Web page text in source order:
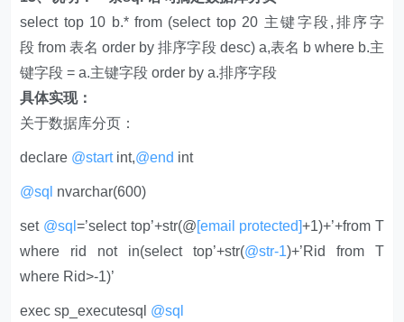
select top 10 b.* from (select top 20 主键字段,排序字
段 from 表名 order by 排序字段 desc) a,表名 b where b.主
键字段 = a.主键字段 order by a.排序字段
具体实现：
关于数据库分页：
declare @startint,@end int
@sql nvarchar(600)
set @sql =’select top’+str(@[email protected]+1)+’+from T
where rid not in(select top’+str(@str-1)+’Rid from T
where Rid>-1)’
exec sp_executesql @sql